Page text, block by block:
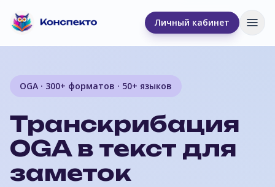
Личный кабинет
OGA · 300+ форматов · 50+ языков
Транскрибация
OGA в текст для
заметок